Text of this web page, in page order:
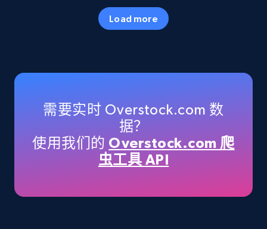
Specifications, Image urls, Top reviews, and
TikTok Shop
URL, Title, Available, Description, Currency, Initial
Load more
需要实时 Overstock.com 数
据？
使用我们的 Overstock.com 爬
虫工具 API